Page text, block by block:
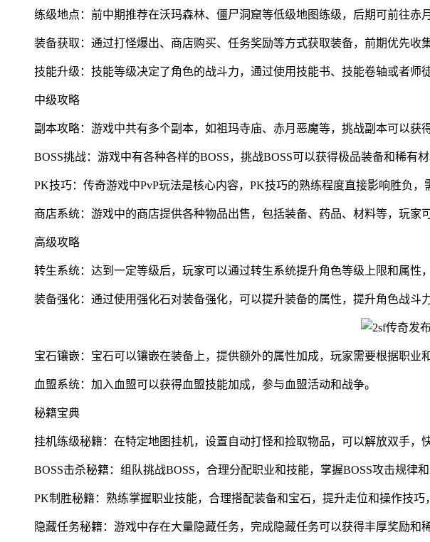
练级地点：前中期推荐在沃玛森林、僵尸洞窟等低级地图练级，后期可前往赤
装备获取：通过打怪爆出、商店购买、任务奖励等方式获取装备，前期优先收
技能升级：技能等级决定了角色的战斗力，通过使用技能书、技能卷轴或者师
中级攻略
副本攻略：游戏中共有多个副本，如祖玛寺庙、赤月恶魔等，挑战副本可以获
BOSS挑战：游戏中有各种各样的BOSS，挑战BOSS可以获得极品装备和稀有材
PK技巧：传奇游戏中PvP玩法是核心内容，PK技巧的熟练程度直接影响胜负，
商店系统：游戏中的商店提供各种物品出售，包括装备、药品、材料等，玩家
高级攻略
转生系统：达到一定等级后，玩家可以通过转生系统提升角色等级上限和属性
装备强化：通过使用强化石对装备强化，可以提升装备的属性，提升角色战斗力
宝石镶嵌：宝石可以镶嵌在装备上，提供额外的属性加成，玩家需要根据职业
血盟系统：加入血盟可以获得血盟技能加成，参与血盟活动和战争。
秘籍宝典
挂机练级秘籍：在特定地图挂机，设置自动打怪和捡取物品，可以解放双手，
BOSS击杀秘籍：组队挑战BOSS，合理分配职业和技能，掌握BOSS攻击规律
PK制胜秘籍：熟练掌握职业技能，合理搭配装备和宝石，提升走位和操作技巧
隐藏任务秘籍：游戏中存在大量隐藏任务，完成隐藏任务可以获得丰厚奖励和